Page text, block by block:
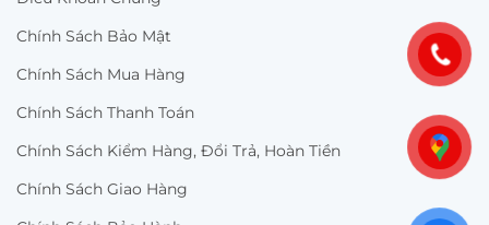
Chính Sách Bảo Mật
Chính Sách Mua Hàng
Chính Sách Thanh Toán
Chính Sách Kiểm Hàng, Đổi Trả, Hoàn Tiền
Chính Sách Giao Hàng